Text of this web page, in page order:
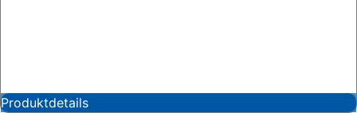
Produktdetails